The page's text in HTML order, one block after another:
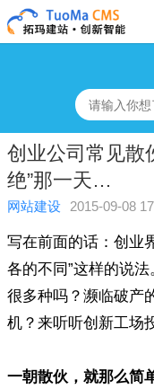
创业公司常见散
绝”那一天…
网站建设 2015-09-08
写在前面的话：创业
各的不同”这样的说
很多种吗？濒临破产
机？来听听创新工场
一朝散伙，就那么简